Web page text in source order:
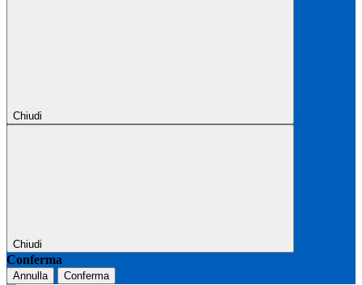
Chiudi
Chiudi
Conferma
Annulla Conferma